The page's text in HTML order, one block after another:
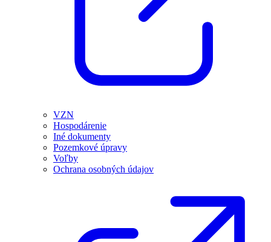
VZN
Hospodárenie
Iné dokumenty
Pozemkové úpravy
Voľby
Ochrana osobných údajov